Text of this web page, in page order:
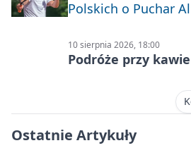
Polskich o Puchar
Puchar Prezydenta
Białej
10 sierpnia 2026, 18:00
Podróże przy kawie
Ostatnie Artykuły